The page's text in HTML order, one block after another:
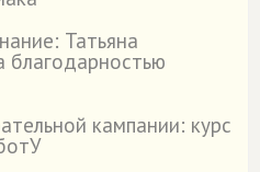
Татьяна
кампании: курс